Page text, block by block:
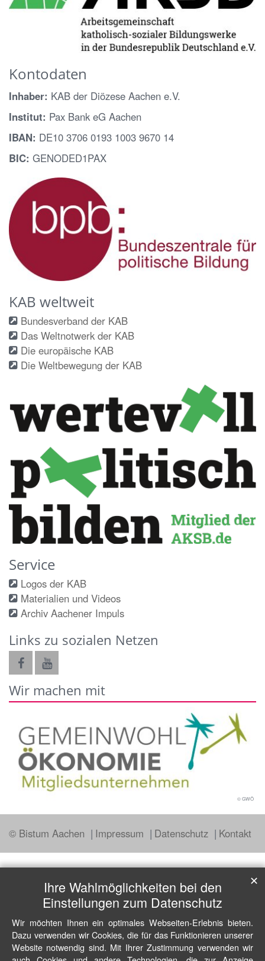
Kontodaten
Inhaber: KAB der Diözese Aachen e.V.
Institut: Pax Bank eG Aachen
IBAN: DE10 3706 0193 1003 9670 14
BIC: GENODED1PAX
KAB weltweit
Bundesverband der KAB
Das Weltnotwerk der KAB
Die europäische KAB
Die Weltbewegung der KAB
Service
Logos der KAB
Materialien und Videos
Archiv Aachener Impuls
Links zu sozialen Netzen
Wir machen mit
© GWÖ
© Bistum Aachen Impressum Datenschutz Kontakt
Ihre Wahlmöglichkeiten bei den
Einstellungen zum Datenschutz
Wir möchten Ihnen ein optimales Webseiten-Erlebnis bieten.
Dazu verwenden wir Cookies, die für das Funktionieren unserer
Website notwendig sind. Mit Ihrer Zustimmung verwenden wir
✕